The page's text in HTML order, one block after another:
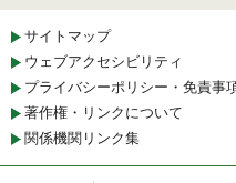
サイトマップ
ウェブアクセシビリティ
プライバシーポリシー・免責事
著作権・リンクについて
関係機関リンク集